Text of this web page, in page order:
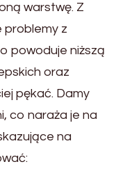
warstwę. Z
problemy z
powoduje niższą
oraz
pękać. Damy
co naraża je na
na